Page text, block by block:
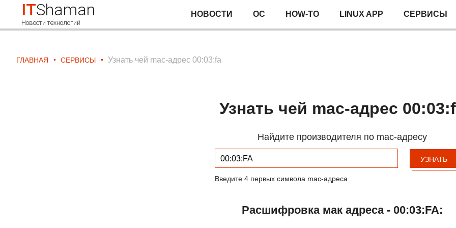
ITShaman
Новости технологий
НОВОСТИ ОС HOW-TO LINUX APP СЕРВИСЫ
ГЛАВНАЯ СЕРВИСЫ Узнать чей mac-адрес 00:03:fa
Узнать чей mac-адрес
Найдите производителя по mac-адресу
УЗНАТЬ
Введите 4 первых символа mac-адреса
Расшифровка мак адреса - 00:03:FA: